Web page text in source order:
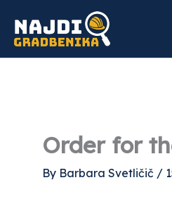
content
Order for
By Barbara Svetličič /